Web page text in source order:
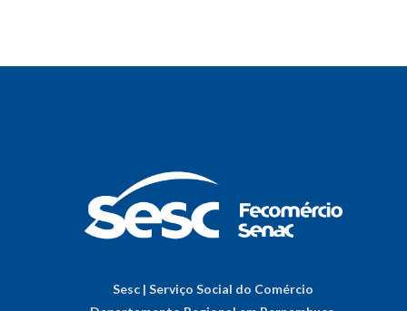
Sesc | Serviço Social do Comércio